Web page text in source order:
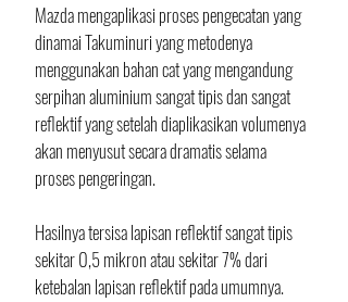
Mazda mengaplikasi proses pengecatan yang
dinamai Takuminuri yang metodenya
menggunakan bahan cat yang mengandung
serpihan aluminium sangat tipis dan sangat
reflektif yang setelah diaplikasikan volumenya
akan menyusut secara dramatis selama
proses pengeringan.
Hasilnya tersisa lapisan reflektif sangat tipis
sekitar 0,5 mikron atau sekitar 7% dari
ketebalan lapisan reflektif pada umumnya.